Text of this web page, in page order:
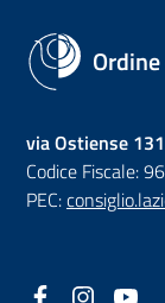
via Ostiense
Codice Fiscale:
PEC:
Facebook
(nuovaInstagram
(nuova